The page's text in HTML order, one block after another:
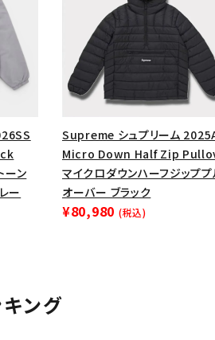
ブラックスウェット
する
ーン
ー
Supreme シュプリーム
Micro Down Half Zip
マイクロダウンハーフジッププ
オーバー ブラック
¥80,980 (税込)
ング